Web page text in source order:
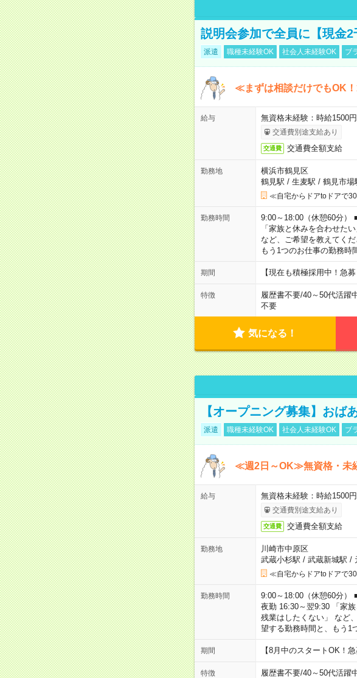
説明会参加で全員に【現金
派遣 職種未経験OK 社会人未経験OK ブ
≪まずは相談だけでもOK
給与 無資格未経験：時給
交通費別途支給あり
交通費 交通費全額支給
勤務地
横浜市鶴見区
鶴見駅 / 生麦駅 / 鶴見市場
≪自宅からドアtoドアで
勤務時間
9:00～18:00（休憩60分）
「家族と休みを合わせた
など、ご希望を教えてく
もう1つのお仕事の勤務時
期間 【現在も積極採用中！急
特徴 履歴書不要/40～50代活躍
不要
気になる！
【オープニング募集】おば
派遣 職種未経験OK 社会人未経験OK ブ
≪週2日～OK≫無資格・未
給与 無資格未経験：時給
交通費別途支給あり
交通費 交通費全額支給
勤務地
川崎市中原区
武蔵小杉駅 / 武蔵新城駅 /
≪自宅からドアtoドアで
勤務時間
9:00～18:00（休憩60分）
夜勤 16:30～翌9:30 「家
残業はしたくない」 など
望する勤務時間と、もう1
期間 【8月中のスタートOK！
特徴 履歴書不要/40～50代活躍